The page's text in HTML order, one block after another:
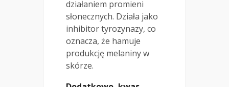
działaniem promieni
słonecznych. Działa jako
inhibitor tyrozynazy, co
oznacza, że hamuje
produkcję melaniny w
skórze.